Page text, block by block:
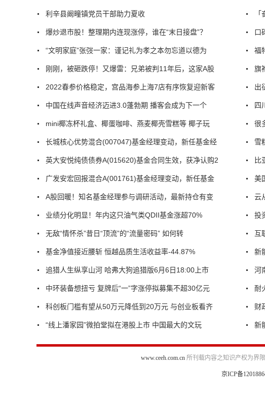
利辛县阚疃镇党员干部助力夏收
爆炒退市股！整理期内连现涨停，谁在“末日接盘”？
“文明家庭”张弢一家：谨记礼为孝之本勿忘道以德为
刚刚，被砸跌停！又爆雷：兄弟被判11年后，这家A股
2022春参价格稳定，宫品海参上海7店有序恢复迎新客
中国在线声音经济迈进3.0蓬勃期 播客会成为下一个
mini椰冻杯礼盒、椰蛋咖啡、燕麦椰壳雪糕等 椰子玩
长城核心优势混合(007047)基金经理变动，新任基金经
英大安悦纯债债券A(015620)基金合同生效，获净认购2
广发安宏回报混合A(001761)基金经理变动，新任基金
A股回暖！知名基金经理参与调研活动，最新持仓有变
业绩分化明显！年内这只油气类QDII基金涨超70%
无敌“情怀杀”昔日“顶流”的“流量密码” 如何转
基金净值接近腰斩 恒越品质生活收益率-44.87%
追猎人生纵享山河 哈弗大狗追猎版6月6日18:00上市
中环装备想扭亏 复牌后“一”字涨停拟募集不超30亿元
科创板门槛有望从50万元降低到20万元 与创业板看齐
“线上潘家园”微拍堂拟在港股上市 中国最大的文玩
口
福
旗
出
四
很
雪
比
美
云
投
互
新
河
耐
财
新
www.ceeh.com.cn所刊载内容之知识产权为界
京ICP备